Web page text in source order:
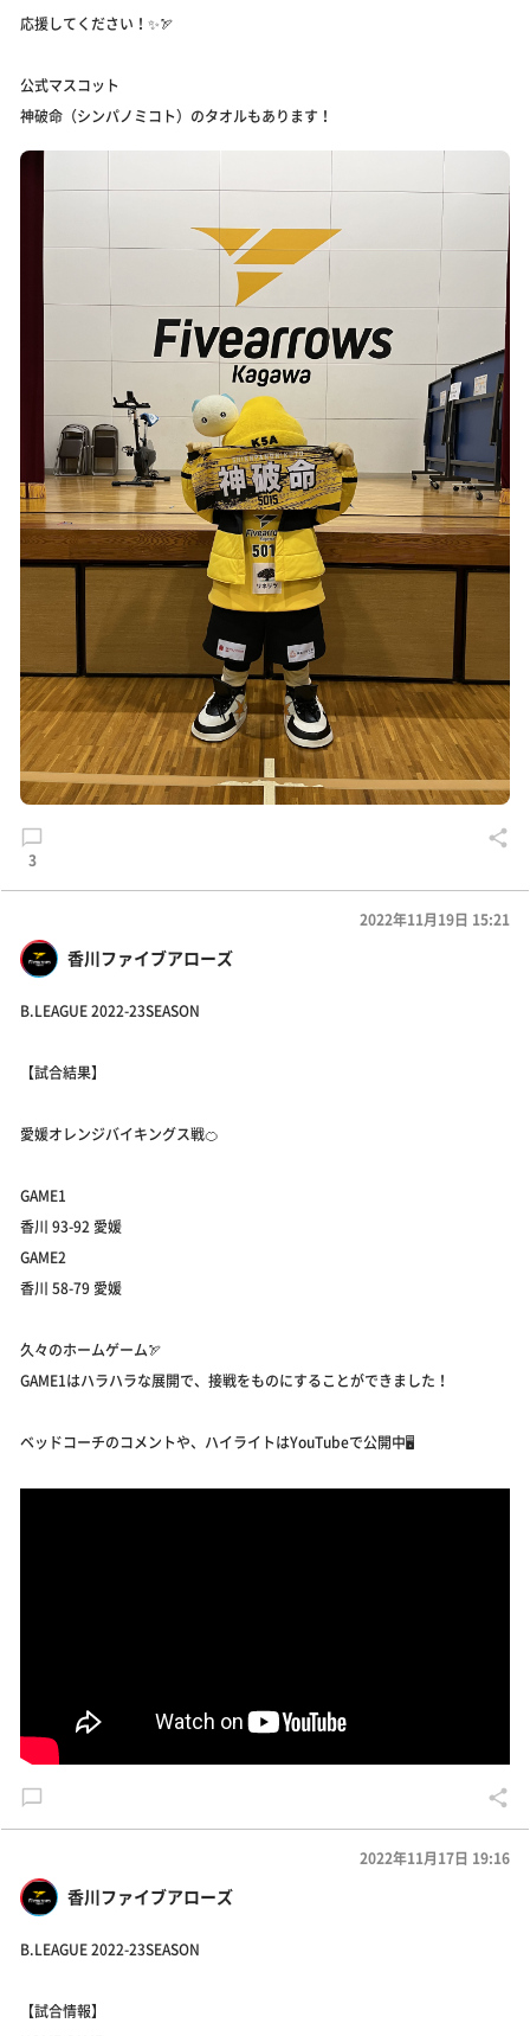
応援してください！✨🏹
公式マスコット
神破命（シンパノミコト）のタオルもあります！
3
香川ファイブアローズ
2022年11月19日 15:21
B.LEAGUE 2022-23SEASON
【試合結果】
愛媛オレンジバイキングス戦🍊
GAME1
香川 93-92 愛媛
GAME2
香川 58-79 愛媛
久々のホームゲーム🏹
GAME1はハラハラな展開で、接戦をものにすることができました！
ベッドコーチのコメントや、ハイライトはYouTubeで公開中🖥
香川ファイブアローズ
2022年11月17日 19:16
B.LEAGUE 2022-23SEASON
【試合情報】